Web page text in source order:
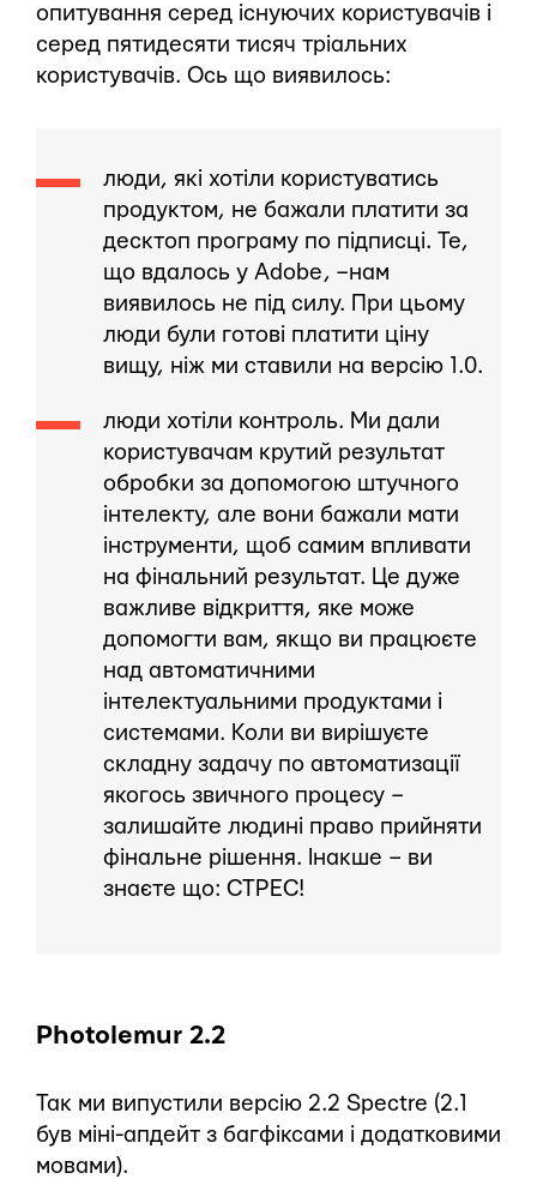
опитування серед існуючих користувачів і
серед пятидесяти тисяч тріальних
користувачів. Ось що виявилось:
люди, які хотіли користуватись
продуктом, не бажали платити за
десктоп програму по підписці. Те,
що вдалось у Adobe , – нам
виявилось не під силу. При цьому
люди були готові платити ціну
вищу, ніж ми ставили на версію 1.0.
люди хотіли контроль. Ми дали
користувачам крутий результат
обробки за допомогою штучного
інтелекту, але вони бажали мати
інструменти, щоб самим впливати
на фінальний результат. Це дуже
важливе відкриття, яке може
допомогти вам, якщо ви працюєте
над автоматичними
інтелектуальними продуктами і
системами. Коли ви вирішуєте
складну задачу по автоматизації
якогось звичного процесу –
залишайте людині право прийняти
фінальне рішення. Інакше – ви
знаєте що: СТРЕС!
Photolemur 2.2
Так ми випустили версію 2.2 Spectre (2.1
був міні-апдейт з багфіксами і додатковими
мовами).